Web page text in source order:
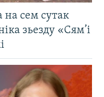
на сем сутак
зьезду «Сям’і